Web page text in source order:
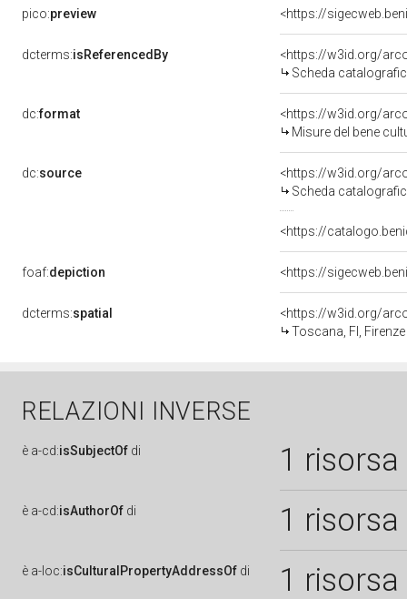
pico:preview <https://
dcterms:isReferencedBy
<https://w3id.org/
Scheda
dc:format
<https://w3id.org/
Misure del bene
dc:source
<https://w3id.org/
Scheda
<https://
foaf:depiction <https://
dcterms:spatial
<https://w3id.org/
Toscana, FI, Firenze
RELAZIONI INVERSE
è a-cd:isSubjectOf di 1 risorsa
è a-cd:isAuthorOf di 1 risorsa
è a-loc:isCulturalPropertyAddressOf di 1 risorsa